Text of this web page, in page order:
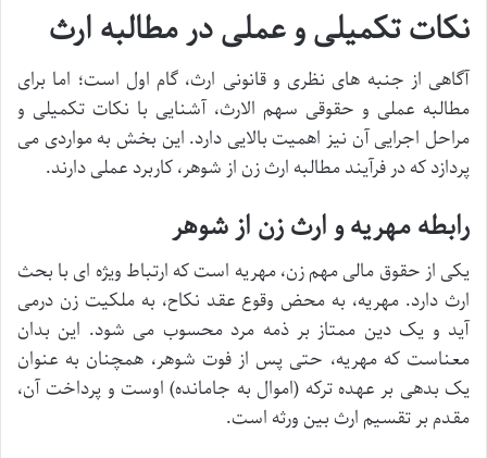
نکات تکمیلی و عملی در مطالبه ارث
آگاهی از جنبه های نظری و قانونی ارث، گام اول است؛ اما برای
مطالبه عملی و حقوقی سهم الارث، آشنایی با نکات تکمیلی و
مراحل اجرایی آن نیز اهمیت بالایی دارد. این بخش به مواردی می
پردازد که در فرآیند مطالبه ارث زن از شوهر، کاربرد عملی دارند.
رابطه مهریه و ارث زن از شوهر
یکی از حقوق مالی مهم زن، مهریه است که ارتباط ویژه ای با بحث
ارث دارد. مهریه، به محض وقوع عقد نکاح، به ملکیت زن درمی
آید و یک دین ممتاز بر ذمه مرد محسوب می شود. این بدان
معناست که مهریه، حتی پس از فوت شوهر، همچنان به عنوان
یک بدهی بر عهده ترکه (اموال به جامانده) اوست و پرداخت آن،
مقدم بر تقسیم ارث بین ورثه است.